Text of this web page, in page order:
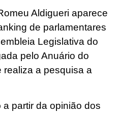
Aldigueri aparece
de parlamentares
Legislativa do
pelo Anuário do
realiza a pesquisa a
partir da opinião dos